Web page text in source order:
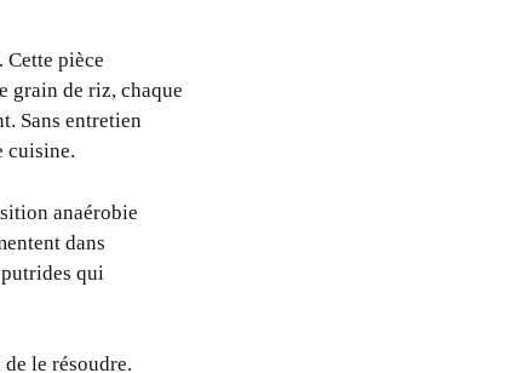
. Cette pièce
grain de riz, chaque
Sans entretien
cuisine.
anaérobie
dans
qui
le résoudre.